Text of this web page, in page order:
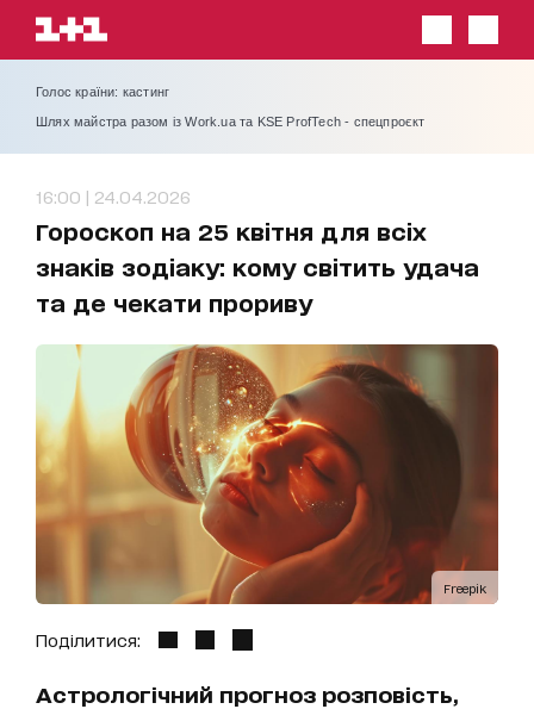
Голос країни: кастинг
Шлях майстра разом із Work.ua та KSE ProfTech - спецпроєкт
16:00 | 24.04.2026
Гороскоп на 25 квітня для всіх
знаків зодіаку: кому світить удача
та де чекати прориву
Freepik
Поділитися:
Астрологічний прогноз розповість,